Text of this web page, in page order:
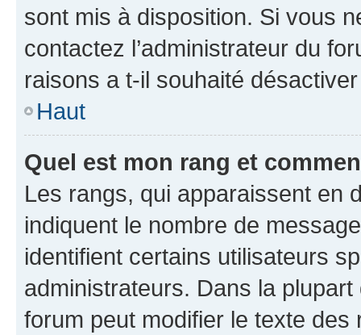
sont mis à disposition. Si vous
contactez l’administrateur du
raisons a t-il souhaité
Haut
Quel est mon rang et
Les rangs, qui apparaissent en
indiquent le nombre de
identifient certains utilisateurs
administrateurs. Dans la
forum peut modifier le texte